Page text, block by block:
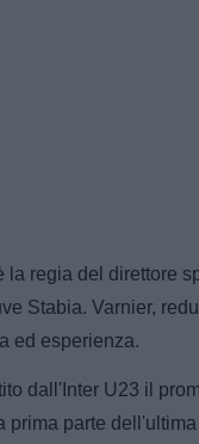
la regia del direttore
Stabia. Varnier,
ed esperienza.
dall'Inter U23 il
prima parte